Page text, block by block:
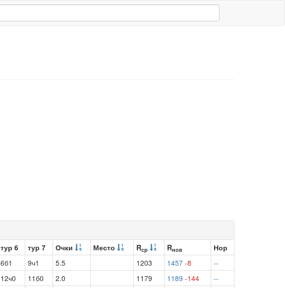
тур 6 тур 7 Очки Место Rср Rнов
Нор
6б1 9ч1 5.5 1203 1457 -8
--
12ч0 11б0 2.0 1179 1189 -144
--